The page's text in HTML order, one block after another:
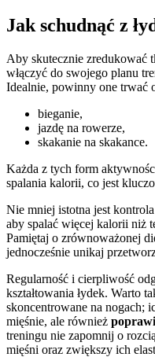
Jak schudnąć z
Aby skutecznie zredukować
włączyć do swojego planu
Idealnie, powinny one trwać
bieganie,
jazdę na rowerze,
skakanie na skakance.
Każda z tych form
spalania kalorii, co jest
Nie mniej istotna jest
aby spalać więcej kalorii niż
Pamiętaj o zrównoważonej
jednocześnie unikaj
Regularność i cierpliwość
kształtowania łydek. Warto
skoncentrowane na nogach;
mięśnie, ale również
treningu nie zapomnij o
mięśni oraz zwiększy ich